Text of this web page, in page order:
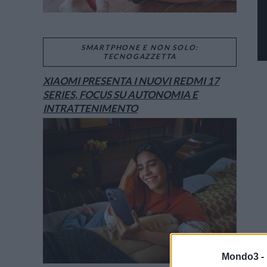
Mondo3 -
SMARTPHONE E NON SOLO:
TECNOGAZZETTA
XIAOMI PRESENTA I NUOVI REDMI 17
SERIES, FOCUS SU AUTONOMIA E
INTRATTENIMENTO